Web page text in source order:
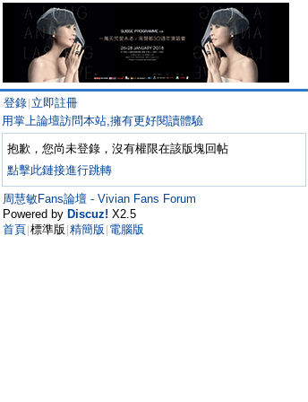
登錄 立即註冊
用掌上論壇訪問本站,擁有更好閱讀體驗
抱歉，您尚未登錄，沒有權限在該版塊回帖
點擊此鏈接進行跳轉
周慧敏Fans論壇 - Vivian Fans Forum
Powered by Discuz! X2.5
首頁 標準版 精簡版 電腦版